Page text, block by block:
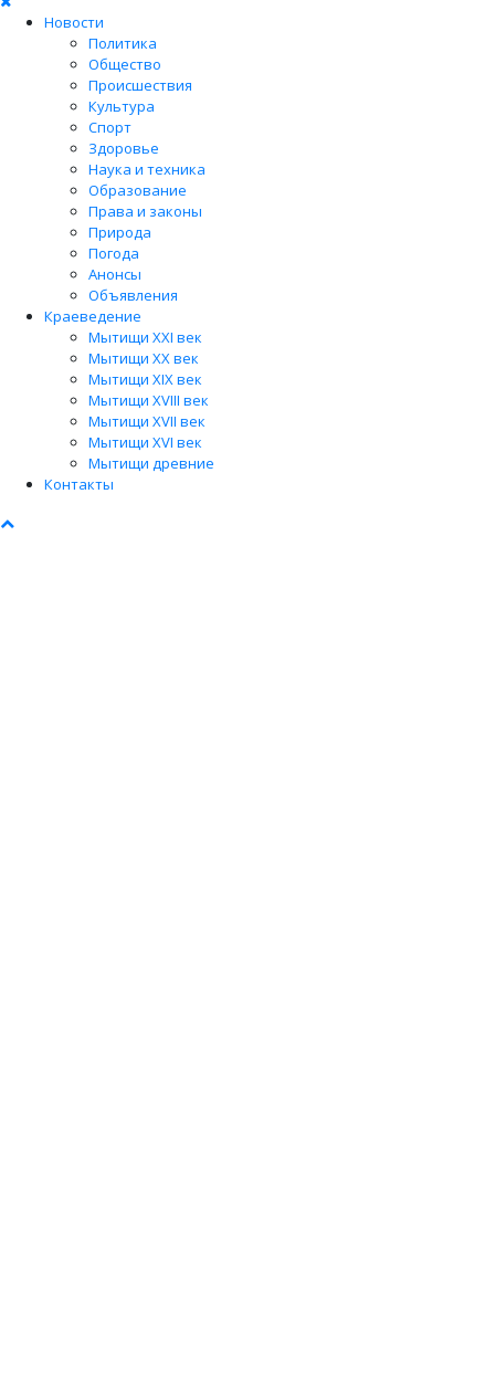
Новости
Политика
Общество
Происшествия
Культура
Спорт
Здоровье
Наука и техника
Образование
Права и законы
Природа
Погода
Анонсы
Объявления
Краеведение
Мытищи XXI век
Мытищи XX век
Мытищи XIX век
Мытищи XVIII век
Мытищи XVII век
Мытищи XVI век
Мытищи древние
Контакты